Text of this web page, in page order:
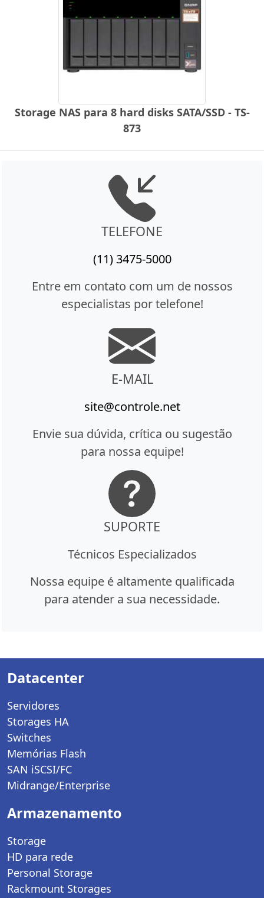
Storage NAS para 8 hard disks SATA/SSD - TS-
873
TELEFONE
(11) 3475-5000
Entre em contato com um de nossos
especialistas por telefone!
E-MAIL
site@controle.net
Envie sua dúvida, crítica ou sugestão
para nossa equipe!
SUPORTE
Técnicos Especializados
Nossa equipe é altamente qualificada
para atender a sua necessidade.
Datacenter
Servidores
Storages HA
Switches
Memórias Flash
SAN iSCSI/FC
Midrange/Enterprise
Armazenamento
Storage
HD para rede
Personal Storage
Rackmount Storages